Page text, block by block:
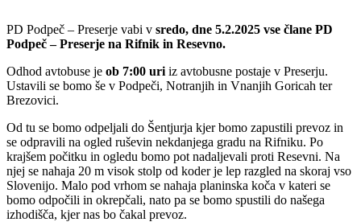
PD Podpeč – Preserje vabi v sredo, dne 5.2.2025 vse člane PD
Podpeč – Preserje na Rifnik in Resevno.
Odhod avtobuse je ob 7:00 uri iz avtobusne postaje v Preserju.
Ustavili se bomo še v Podpeči, Notranjih in Vnanjih Goricah ter
Brezovici.
Od tu se bomo odpeljali do Šentjurja kjer bomo zapustili prevoz in
se odpravili na ogled ruševin nekdanjega gradu na Rifniku. Po
krajšem počitku in ogledu bomo pot nadaljevali proti Resevni. Na
njej se nahaja 20 m visok stolp od koder je lep razgled na skoraj vso
Slovenijo. Malo pod vrhom se nahaja planinska koča v kateri se
bomo odpočili in okrepčali, nato pa se bomo spustili do našega
izhodišča, kjer nas bo čakal prevoz.